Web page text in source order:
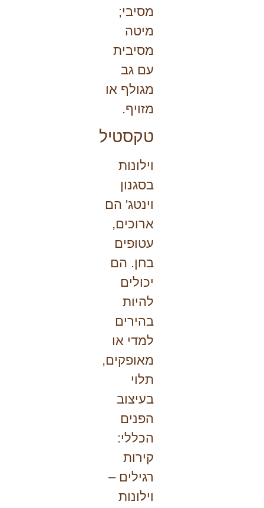
מסיבי;
מיטה
מסיבית
עם גב
מגולף או
מזויף.
טקסטיל
וילונות
בסגנון
וינטג' הם
ארוכים,
עטופים
בחן. הם
יכולים
להיות
בהירים
למדי או
מאופקים,
תלוי
בעיצוב
הפנים
הכללי:
קירות
רגילים –
וילונות